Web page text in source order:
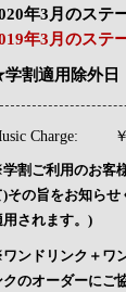
年3月のステ
年3月のステ
割適用除外日
Charge:
割ご利用のお客
)その旨をお知ら
用されます。)
ンドリンク＋ワ
クのオーダーにご